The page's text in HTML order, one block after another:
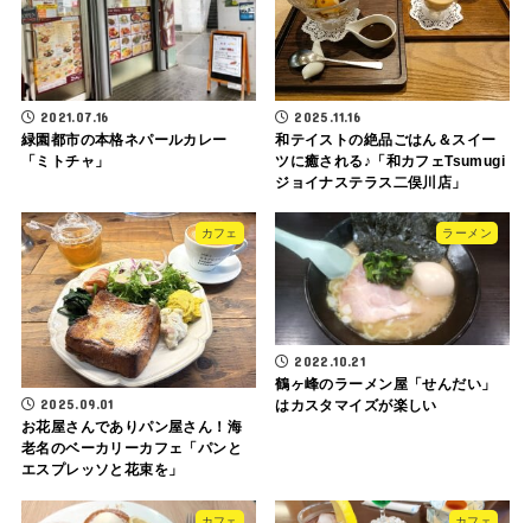
2021.07.16
緑園都市の本格ネパールカレー
「ミトチャ」
2025.11.16
和テイストの絶品ごはん＆スイー
ツに癒される♪「和カフェTsumugi
ジョイナステラス二俣川店」
カフェ
2025.09.01
お花屋さんでありパン屋さん！海
老名のベーカリーカフェ「パンと
エスプレッソと花束を」
ラーメン
2022.10.21
鶴ヶ峰のラーメン屋「せんだい」
はカスタマイズが楽しい